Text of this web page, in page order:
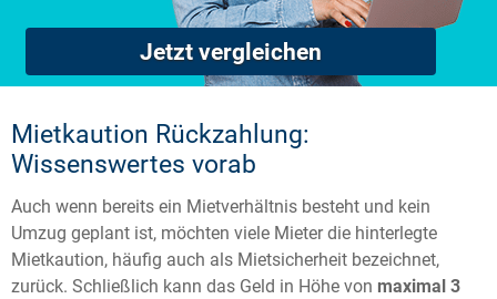
Jetzt vergleichen
Mietkaution Rückzahlung:
Wissenswertes vorab
Auch wenn bereits ein Mietverhältnis besteht und kein
Umzug geplant ist, möchten viele Mieter die hinterlegte
Mietkaution, häufig auch als Mietsicherheit bezeichnet,
zurück. Schließlich kann das Geld in Höhe von maximal 3